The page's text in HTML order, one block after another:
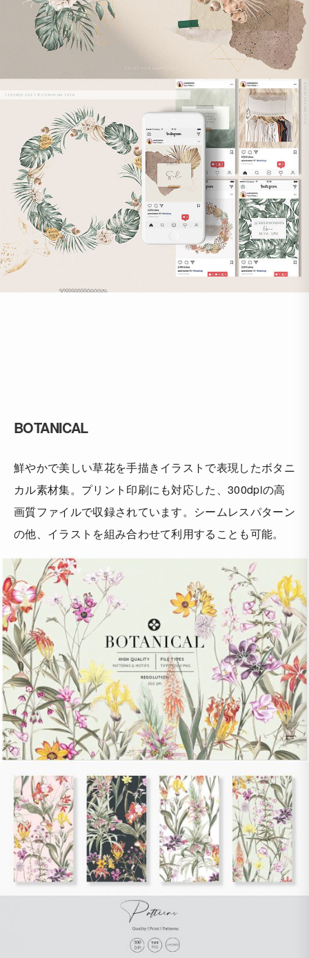
BOTANICAL
鮮やかで美しい草花を手描きイラストで表現したボタニ
カル素材集。プリント印刷にも対応した、300dpiの高
画質ファイルで収録されています。シームレスパターン
の他、イラストを組み合わせて利用することも可能。